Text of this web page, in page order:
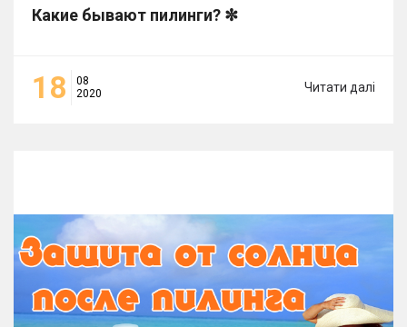
Какие бывают пилинги? ✼
18
08
2020
Читати далі